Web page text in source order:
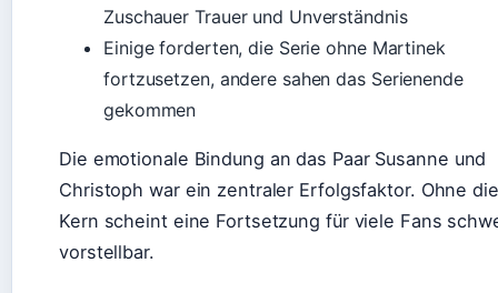
Zuschauer Trauer und Unverständnis
Einige forderten, die Serie ohne Martinek
fortzusetzen, andere sahen das Serienende
gekommen
Die emotionale Bindung an das Paar Susanne und
Christoph war ein zentraler Erfolgsfaktor. Ohne
Kern scheint eine Fortsetzung für viele Fans
vorstellbar.